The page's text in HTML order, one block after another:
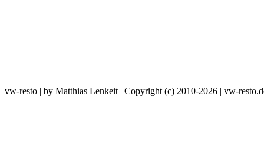
vw-resto | by Matthias Lenkeit | Copyright (c) 2010-2026 | vw-